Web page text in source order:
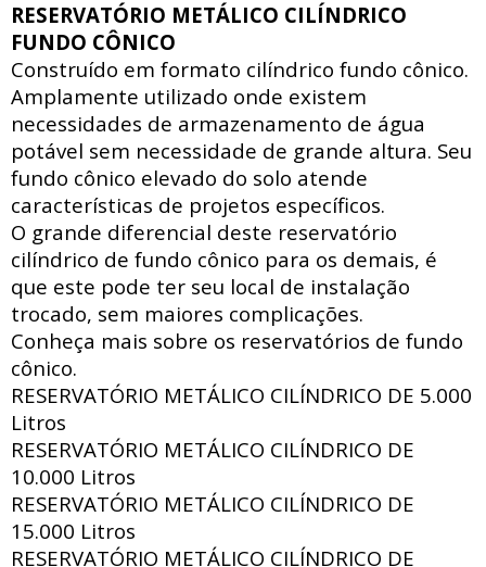
RESERVATÓRIO METÁLICO CILÍNDRICO
FUNDO CÔNICO
Construído em formato cilíndrico fundo cônico.
Amplamente utilizado onde existem
necessidades de armazenamento de água
potável sem necessidade de grande altura. Seu
fundo cônico elevado do solo atende
características de projetos específicos.
O grande diferencial deste reservatório
cilíndrico de fundo cônico para os demais, é
que este pode ter seu local de instalação
trocado, sem maiores complicações.
Conheça mais sobre os reservatórios de fundo
cônico.
RESERVATÓRIO METÁLICO CILÍNDRICO DE 5.000
Litros
RESERVATÓRIO METÁLICO CILÍNDRICO DE
10.000 Litros
RESERVATÓRIO METÁLICO CILÍNDRICO DE
15.000 Litros
RESERVATÓRIO METÁLICO CILÍNDRICO DE